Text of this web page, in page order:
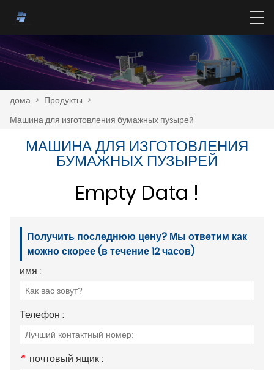
дома > Продукты >
Машина для изготовления бумажных пузырей
МАШИНА ДЛЯ ИЗГОТОВЛЕНИЯ
БУМАЖНЫХ ПУЗЫРЕЙ
Empty Data !
Получить последнюю цену? Мы ответим как
можно скорее (в течение 12 часов)
имя :
Телефон :
* почтовый ящик :